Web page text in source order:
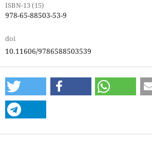
ISBN-13 (15)
978-65-88503-53-9
doi
10.11606/9786588503539